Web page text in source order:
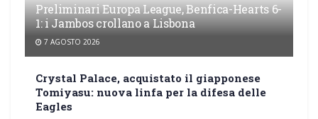
Preliminari Europa League, Benfica-Hearts 6-
1: i Jambos crollano a Lisbona
7 AGOSTO 2026
Crystal Palace, acquistato il giapponese
Tomiyasu: nuova linfa per la difesa delle
Eagles